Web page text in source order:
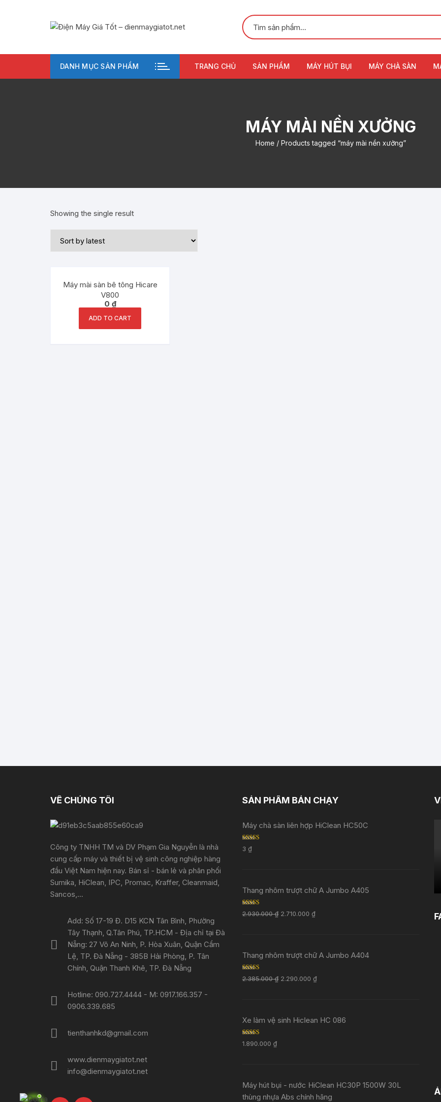
DANH MỤC SẢN PHẨM TRANG CHỦ SẢN PHẨM MÁY HÚT BỤI MÁY CHÀ SÀN
MÁY MÀI NỀN XƯỞNG
Home / Products tagged “máy mài nền xưởng”
Showing the single result
Máy mài sàn bê tông Hicare
V800
0 ₫
ADD TO CART
VỀ CHÚNG TÔI
Công ty TNHH TM và DV Phạm Gia Nguyễn là nhà
cung cấp máy và thiết bị vệ sinh công nghiệp hàng
đầu Việt Nam hiện nay. Bán sỉ - bán lẻ và phân phối
Sumika, HiClean, IPC, Promac, Kraffer, Cleanmaid,
Sancos,...
Add: Số 17-19 Đ. D15 KCN Tân Bình, Phường
Tây Thạnh, Q.Tân Phú, TP.HCM - Địa chỉ tại Đà
Nẵng: 27 Võ An Ninh, P. Hòa Xuân, Quận Cẩm
Lệ, TP. Đà Nẵng - 385B Hải Phòng, P. Tân
Chính, Quận Thanh Khê, TP. Đà Nẵng
Hotline: 090.727.4444 - M: 0917.166.357 -
0906.339.685
tienthanhkd@gmail.com
www.dienmaygiatot.net
info@dienmaygiatot.net
SẢN PHẨM BÁN CHẠY
Máy chà sàn liên hợp HiClean HC50C
Rated
out of 5
3 ₫
Thang nhôm trượt chữ A Jumbo A405
Rated 5.00
out of 5
2.930.000₫ 2.710.000 ₫
Thang nhôm trượt chữ A Jumbo A404
Rated 5.00
out of 5
2.385.000₫ 2.290.000 ₫
Xe làm vệ sinh Hiclean HC 086
Rated 5.00
out of 5
1.890.000 ₫
Máy hút bụi - nước HiClean HC30P 1500W 30L
thùng nhựa Abs chính hãng